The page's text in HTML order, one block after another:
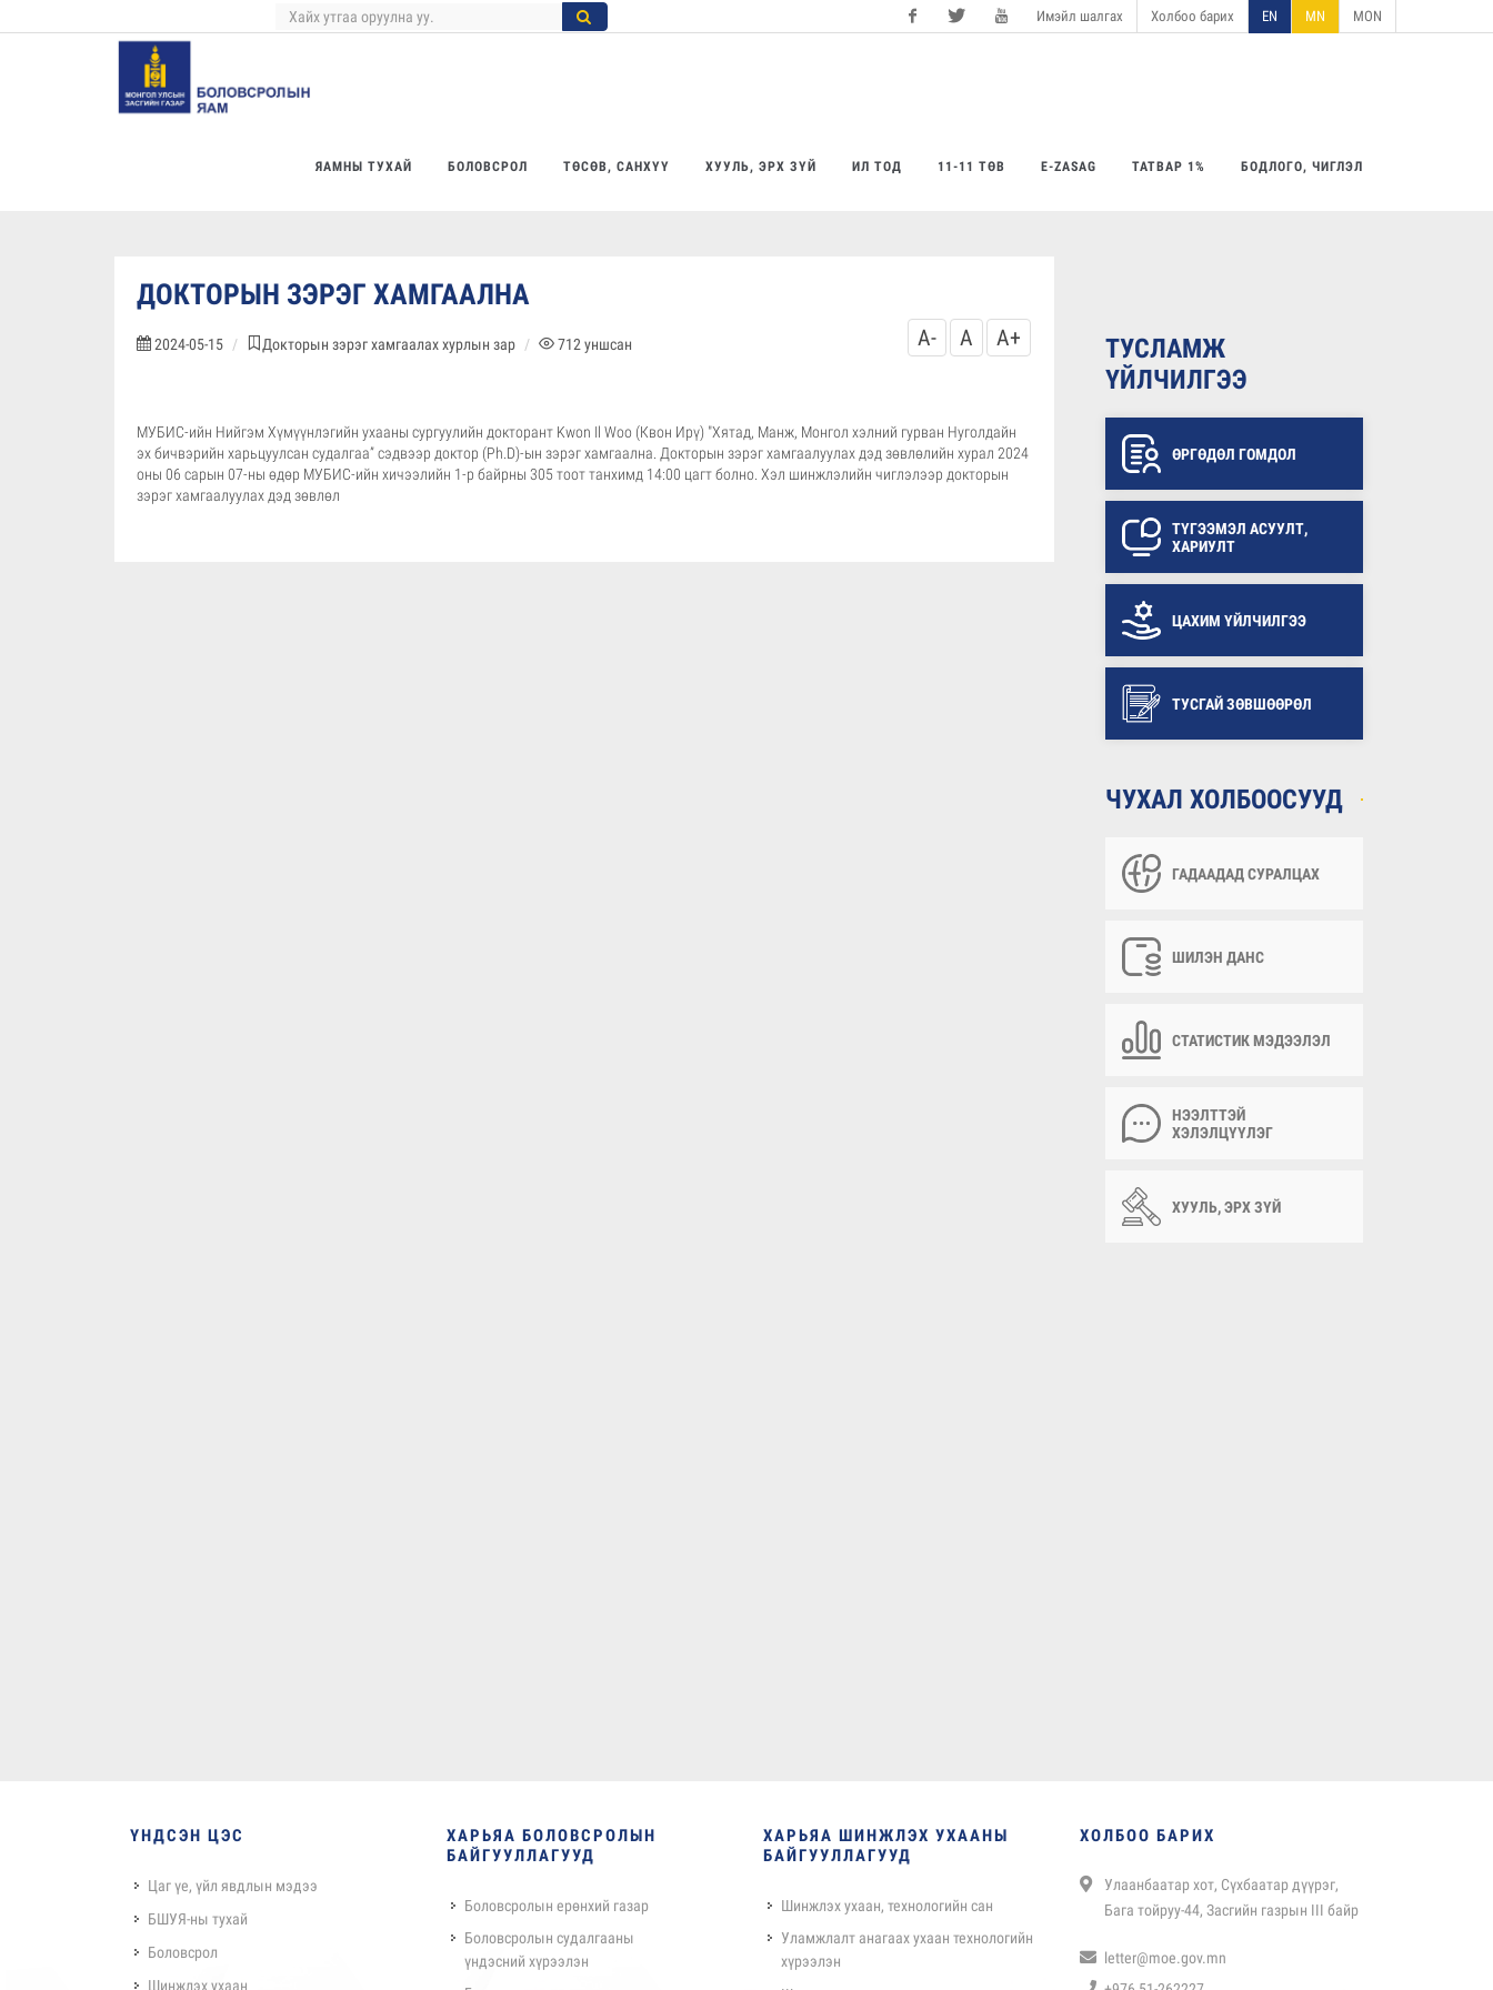
Имэйл шалгах Холбоо барих EN MN
MON
ЯАМНЫ ТУХАЙ БОЛОВСРОЛ ТӨСӨВ, САНХҮҮ ХУУЛЬ, ЭРХ ЗҮЙ ИЛ ТОД 11-11 ТӨВ E-ZASAG ТАТВАР 1% БОДЛОГО, ЧИГЛЭЛ
ДОКТОРЫН ЗЭРЭГ ХАМГААЛНА
2024-05-15 Докторын зэрэг хамгаалах хурлын зар 712 уншсан A- A A+
МУБИС-ийн Нийгэм Хүмүүнлэгийн ухааны сургуулийн докторант Kwon Il Woo (Квон Ирү) "Хятад, Манж, Монгол хэлний гурван Нуголдайн
эх бичвэрийн харьцуулсан судалгаа” сэдвээр доктор (Ph.D)-ын зэрэг хамгаална. Докторын зэрэг хамгаалуулах дэд зөвлөлийн хурал 2024
оны 06 сарын 07-ны өдөр МУБИС-ийн хичээлийн 1-р байрны 305 тоот танхимд 14:00 цагт болно. Хэл шинжлэлийн чиглэлээр докторын
зэрэг хамгаалуулах дэд зөвлөл
ТУСЛАМЖ
ҮЙЛЧИЛГЭЭ
ӨРГӨДӨЛ ГОМДОЛ
ТҮГЭЭМЭЛ АСУУЛТ,
ХАРИУЛТ
ЦАХИМ ҮЙЛЧИЛГЭЭ
ТУСГАЙ ЗӨВШӨӨРӨЛ
ЧУХАЛ ХОЛБООСУУД
ГАДААДАД СУРАЛЦАХ
ШИЛЭН ДАНС
СТАТИСТИК МЭДЭЭЛЭЛ
НЭЭЛТТЭЙ
ХЭЛЭЛЦҮҮЛЭГ
ХУУЛЬ, ЭРХ ЗҮЙ
ҮНДСЭН ЦЭС
Цаг үе, үйл явдлын мэдээ
БШУЯ-ны тухай
Боловсрол
Шинжлэх ухаан
ХАРЬЯА БОЛОВСРОЛЫН
БАЙГУУЛЛАГУУД
Боловсролын ерөнхий газар
Боловсролын судалгааны
үндэсний хүрээлэн
ХАРЬЯА ШИНЖЛЭХ УХААНЫ
БАЙГУУЛЛАГУУД
Шинжлэх ухаан, технологийн сан
Уламжлалт анагаах ухаан технологийн
хүрээлэн
ХОЛБОО БАРИХ
Улаанбаатар хот, Сүхбаатар дүүрэг,
Бага тойруу-44, Засгийн газрын III байр
letter@moe.gov.mn